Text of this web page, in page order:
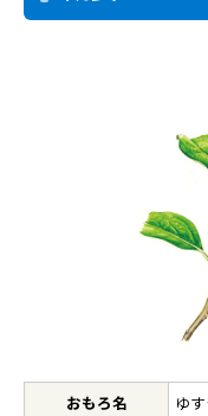
おもろ名
ゆ